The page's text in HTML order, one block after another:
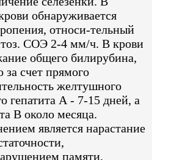
обнаруживается
относи-тельный
СОЭ 2-4 мм/ч. В крови
общего билирубина,
счет прямого
желтушного
гепатита А - 7-15 дней, а
В около месяца.
является нарастание
памяти,